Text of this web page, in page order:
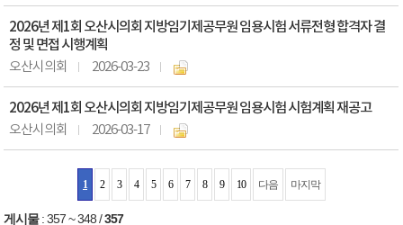
2026년 제1회 오산시의회 지방임기제공무원 임용시험 서류전형 합격자 결
정 및 면접 시행계획
오산시의회 2026-03-23
2026년 제1회 오산시의회 지방임기제공무원 임용시험 시험계획 재공고
오산시의회 2026-03-17
1 2 3 4 5 6 7 8 9 10 다음 마지막
게시물:357 ~ 348 /357